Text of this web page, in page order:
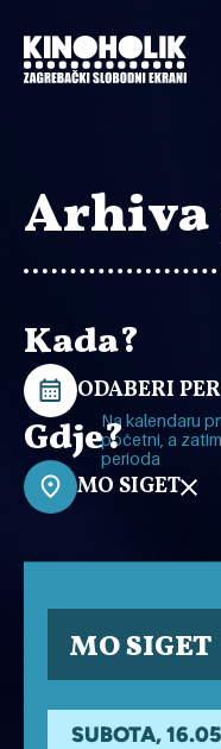
glavni
sadržaj
Arhiva
Kada?
ODABERI
Na kalendaru
početni, a
perioda
Gdje?
MO SIGET
MO SIGET
SUBOTA,